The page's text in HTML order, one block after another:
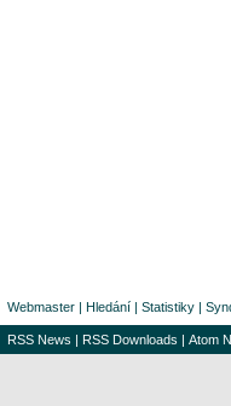
Webmaster | Hledání | Statistiky |
RSS News | RSS Downloads | Atom